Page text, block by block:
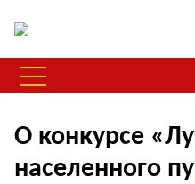
О конкурсе
населенного